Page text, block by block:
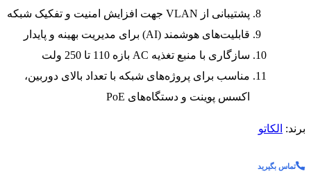
پشتیبانی از VLAN جهت افزایش امنیت و تفکیک شبکه
قابلیت‌های هوشمند (AI) برای مدیریت بهینه و پایدار
سازگاری با منبع تغذیه AC بازه 110 تا 250 ولت
مناسب برای پروژه‌های شبکه با تعداد بالای دوربین،
اکسس پوینت و دستگاه‌های PoE
برند: الکاتو
تماس بگیرید